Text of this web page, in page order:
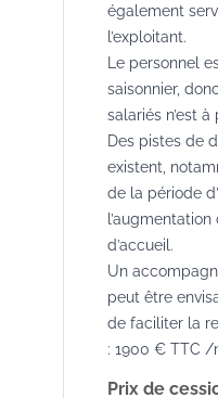
également
l’exploitant.
Le personnel
saisonnier,
salariés n’est à
Des pistes de
existent,
de la période
d’accueil.
Un
peut être
de faciliter la
: 1900 € TTC /
Prix de